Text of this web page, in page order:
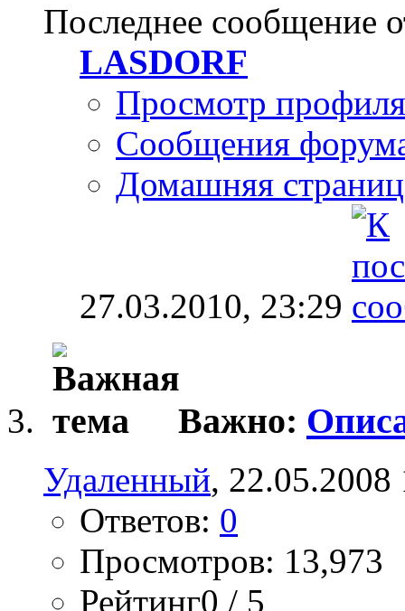
Последнее сообщение
LASDORF
Просмотр профиля
Сообщения
Домашняя
27.03.2010, 23:29
Важно:
Удаленный, 22.05.2008
Ответов: 0
Просмотров: 13,973
Рейтинг0 / 5